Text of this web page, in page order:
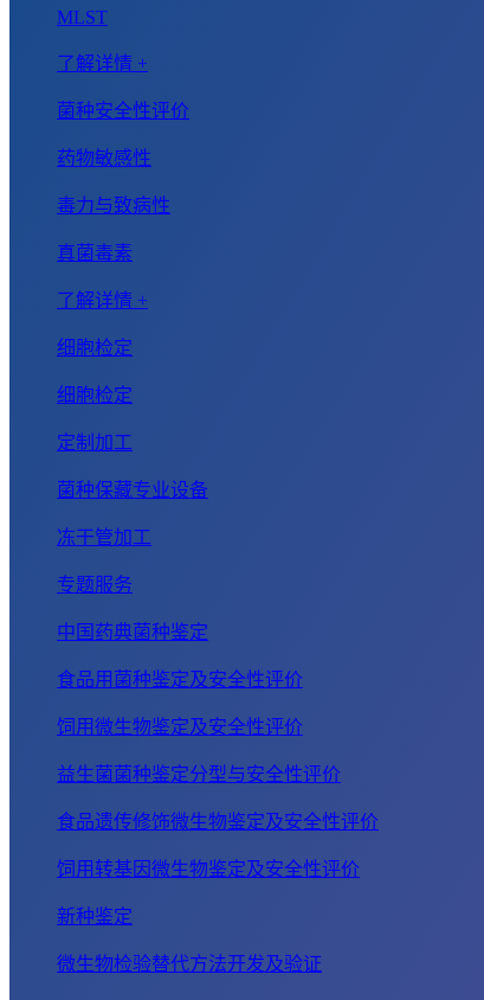
MLST
了解详情 +
菌种安全性评价
药物敏感性
毒力与致病性
真菌毒素
了解详情 +
细胞检定
细胞检定
定制加工
菌种保藏专业设备
冻干管加工
专题服务
中国药典菌种鉴定
食品用菌种鉴定及安全性评价
饲用微生物鉴定及安全性评价
益生菌菌种鉴定分型与安全性评价
食品遗传修饰微生物鉴定及安全性评价
饲用转基因微生物鉴定及安全性评价
新种鉴定
微生物检验替代方法开发及验证